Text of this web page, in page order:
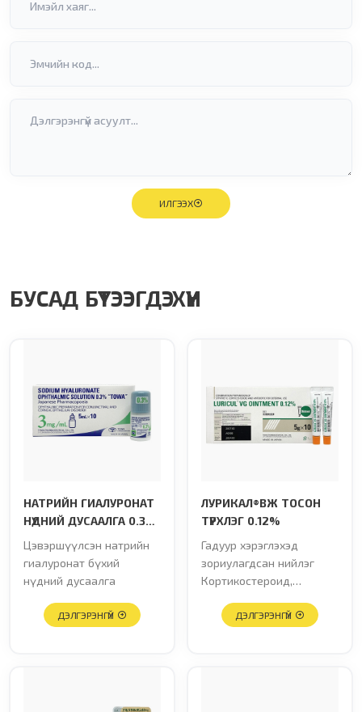
ИЛГЭЭХ
БУСАД БҮТЭЭГДЭХҮҮН
НАТРИЙН ГИАЛУРОНАТ
НҮДНИЙ ДУСААЛГА 0.3%
"TOWA"
Цэвэршүүлсэн натрийн
гиалуронат бүхий
нүдний дусаалга
ДЭЛГЭРЭНГҮЙ
ЛУРИКАЛ®ВЖ ТОСОН
ТҮРХЛЭГ 0.12%
Гадуур хэрэглэхэд
зориулагдсан нийлэг
Кортикостероид,
бэлдмэлДЭЛГЭРЭНГҮЙ